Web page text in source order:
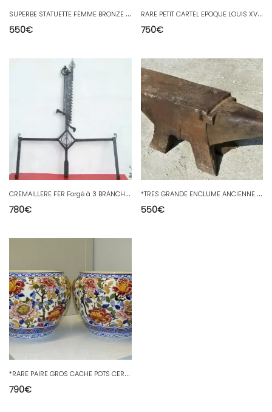
S
UPERBE STATUETTE FEMME BRONZE patine BRUNE ART NOUVEAU signé A.R.PHILIPPE 1900
550€
R
ARE PETIT CARTEL EPOQUE LOUIS XVI BRONZE DORE MOUVEMENT COQ XVIIIe PENDULE
750€
C
REMAILLERE FER Forgé à 3 BRANCHES 1650 NOMINATIVE CHEMINEE HAUTE EPOQUE CHATEAU
780€
*
TRES GRANDE ENCLUME ANCIENNE XIXe 1846 MALESPINE ST ETIENNE jus grange FORGERON
550€
*
RARE PAIRE GROS CACHE POTS CERAMIQUE GIEN PIVOINE 1930/40 SUPERBE ETAT déco D
790€